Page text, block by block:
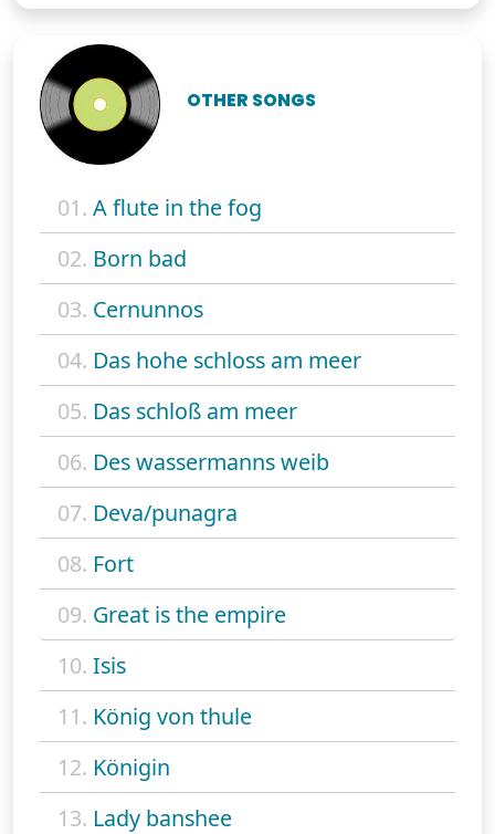
OTHER SONGS
01. A flute in the fog
02. Born bad
03. Cernunnos
04. Das hohe schloss am meer
05. Das schloß am meer
06. Des wassermanns weib
07. Deva/punagra
08. Fort
09. Great is the empire
10. Isis
11. König von thule
12. Königin
13. Lady banshee